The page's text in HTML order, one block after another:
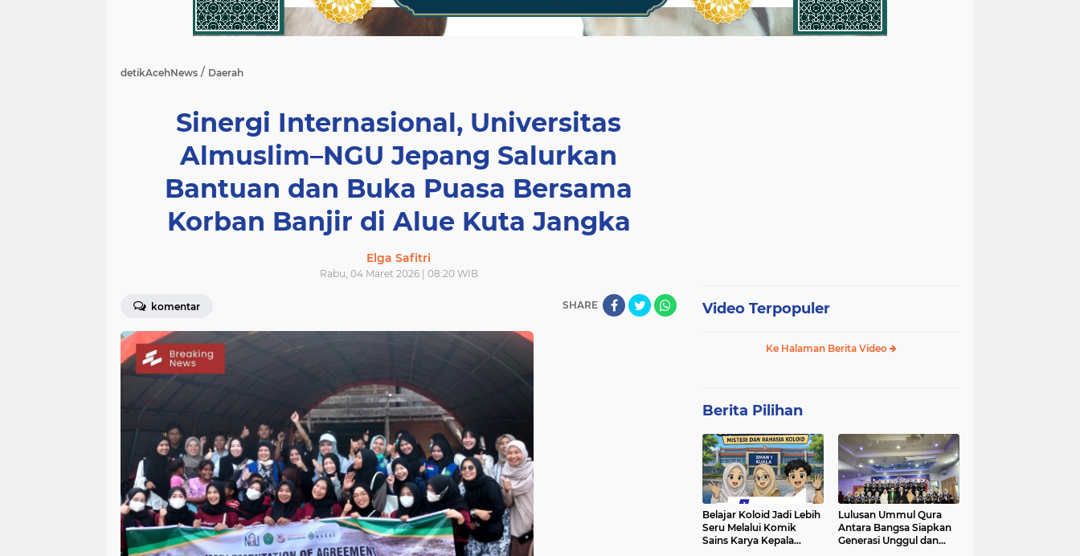
detikAcehNews / Daerah
Sinergi Internasional, Universitas
Almuslim–NGU Jepang Salurkan
Bantuan dan Buka Puasa Bersama
Korban Banjir di Alue Kuta Jangka
Elga Safitri
Rabu, 04 Maret 2026 | 08:20 WIB
komentar SHARE Video Terpopuler
Ke Halaman Berita Video
Berita Pilihan
Belajar Koloid Jadi Lebih
Seru Melalui Komik
Sains Karya Kepala
Lulusan Ummul Qura
Antara Bangsa Siapkan
Generasi Unggul dan